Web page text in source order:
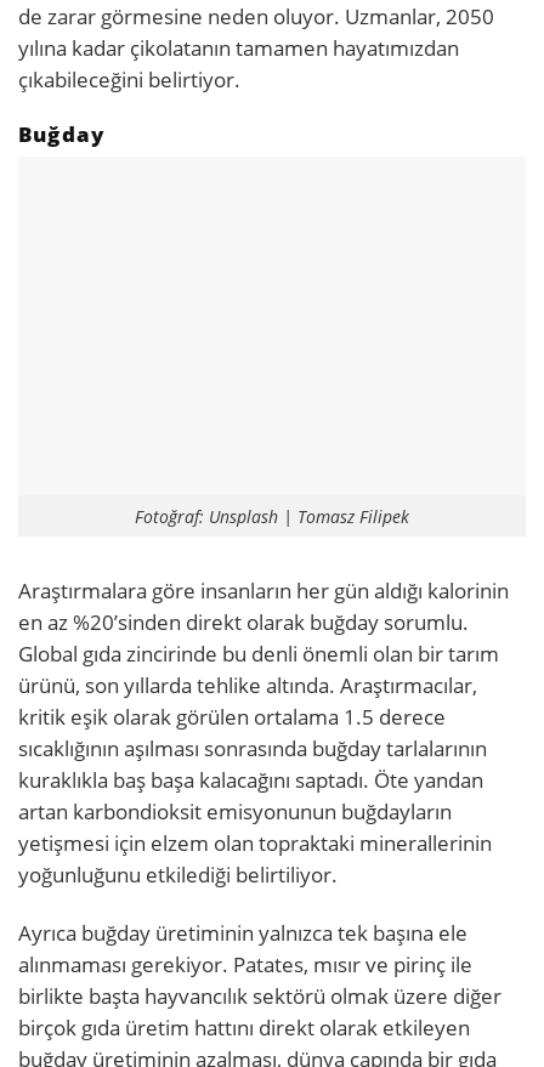
de zarar görmesine neden oluyor. Uzmanlar, 2050
yılına kadar çikolatanın tamamen hayatımızdan
çıkabileceğini belirtiyor.
Buğday
Fotoğraf: Unsplash | Tomasz Filipek
Araştırmalara göre insanların her gün aldığı kalorinin
en az %20’sinden direkt olarak buğday sorumlu.
Global gıda zincirinde bu denli önemli olan bir tarım
ürünü, son yıllarda tehlike altında. Araştırmacılar,
kritik eşik olarak görülen ortalama 1.5 derece
sıcaklığının aşılması sonrasında buğday tarlalarının
kuraklıkla baş başa kalacağını saptadı. Öte yandan
artan karbondioksit emisyonunun buğdayların
yetişmesi için elzem olan topraktaki minerallerinin
yoğunluğunu etkilediği belirtiliyor.
Ayrıca buğday üretiminin yalnızca tek başına ele
alınmaması gerekiyor. Patates, mısır ve pirinç ile
birlikte başta hayvancılık sektörü olmak üzere diğer
birçok gıda üretim hattını direkt olarak etkileyen
buğday üretiminin azalması, dünya çapında bir gıda